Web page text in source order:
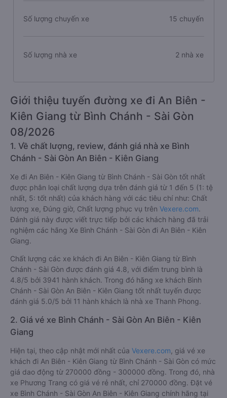
Số lượng chuyến xe 15 chuyến
Số lượng nhà xe 2 nhà xe
Giới thiệu tuyến đường xe đi An Biên -
Kiên Giang từ Bình Chánh - Sài Gòn
08/2026
1. Về chất lượng, review, đánh giá nhà xe Bình
Chánh - Sài Gòn An Biên - Kiên Giang
Xe đi An Biên - Kiên Giang từ Bình Chánh - Sài Gòn tốt nhất
được phân loại chất lượng dựa trên đánh giá từ 1 đến 5 (1: tệ
nhất, 5: tốt nhất) của khách hàng với các tiêu chí như: Chất
lượng xe, Đúng giờ, Chất lượng phục vụ trên Vexere.com.
Đánh giá này được viết trực tiếp bởi các khách hàng đã trải
nghiệm các hãng Xe Bình Chánh - Sài Gòn đi An Biên - Kiên
Giang.
Chất lượng các xe khách đi An Biên - Kiên Giang từ Bình
Chánh - Sài Gòn được đánh giá 4.8, với điểm trung bình là
4.8/5 bởi 3941 hành khách. Trong đó hãng xe khách Bình
Chánh - Sài Gòn An Biên - Kiên Giang tốt nhất tuyến được
đánh giá 5.0/5 bởi 11 hành khách là nhà xe Thanh Phong.
2. Giá vé xe Bình Chánh - Sài Gòn An Biên - Kiên
Giang
Hiện tại, theo cập nhật mới nhất của Vexere.com , giá vé xe
khách đi An Biên - Kiên Giang từ Bình Chánh - Sài Gòn có mức
giá dao động từ 270000 đồng - 300000 đồng. Trong đó, nhà
xe Phương Trang có giá vé rẻ nhất, chỉ 270000 đồng. Đặt vé
xe Bình Chánh - Sài Gòn An Biên - Kiên Giang chính hãng tại